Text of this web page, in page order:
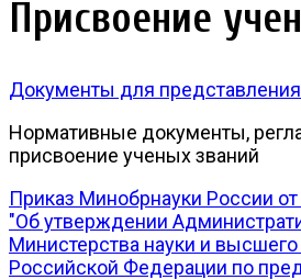
Присвоение
Документы для
Нормативные документы,
присвоение ученых званий
Приказ Минобрнауки России
"Об утверждении
Министерства науки и
Российской Федерации по